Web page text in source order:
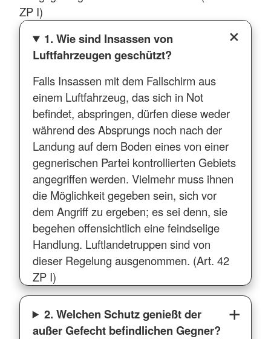
ZP I)
1. Wie sind Insassen von
Luftfahrzeugen geschützt?
Falls Insassen mit dem Fallschirm aus
einem Luftfahrzeug, das sich in Not
befindet, abspringen, dürfen diese weder
während des Absprungs noch nach der
Landung auf dem Boden eines von einer
gegnerischen Partei kontrollierten Gebiets
angegriffen werden. Vielmehr muss ihnen
die Möglichkeit gegeben sein, sich vor
dem Angriff zu ergeben; es sei denn, sie
begehen offensichtlich eine feindselige
Handlung. Luftlandetruppen sind von
dieser Regelung ausgenommen. (Art. 42
ZP I)
2. Welchen Schutz genießt der
außer Gefecht befindlichen Gegner?